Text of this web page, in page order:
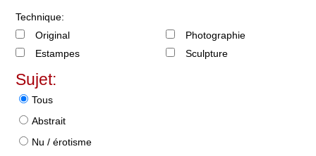
Technique:
Original
Estampes
Photographie
Sculpture
Sujet:
Tous
Abstrait
Nu / érotisme